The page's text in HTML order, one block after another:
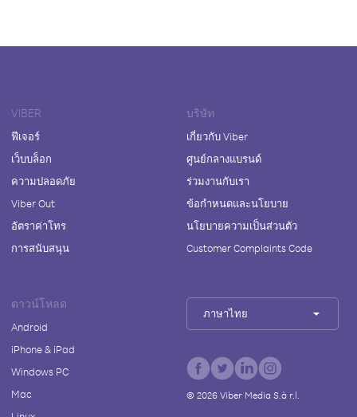
VIBER
ฟีเจอร์
เว็บบล็อก
ความปลอดภัย
Viber Out
อัตราค่าโทร
การสนับสนุน
บริษัท
เกี่ยวกับ Viber
ศูนย์กลางแบรนด์
ร่วมงานกับเรา
ข้อกำหนดและนโยบาย
นโยบายความเป็นส่วนตัว
Customer Complaints Code
ดาวน์โหลด
Android
iPhone & iPad
Windows PC
Mac
ภาษาไทย
© 2026Viber Media S.à r.l.